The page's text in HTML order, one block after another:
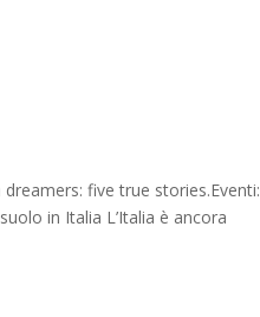
five true stories.Eventi:
in Italia L’Italia è ancora